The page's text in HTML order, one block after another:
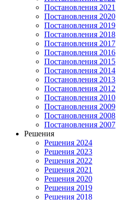
Постановления 2021
Постановления 2020
Постановления 2019
Постановления 2018
Постановления 2017
Постановления 2016
Постановления 2015
Постановления 2014
Постановления 2013
Постановления 2012
Постановления 2010
Постановления 2009
Постановления 2008
Постановления 2007
Решения
Решения 2024
Решения 2023
Решения 2022
Решения 2021
Решения 2020
Решения 2019
Решения 2018